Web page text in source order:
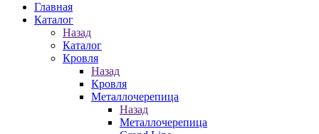
Главная
Каталог
Назад
Каталог
Кровля
Назад
Кровля
Металлочерепица
Назад
Металлочерепица